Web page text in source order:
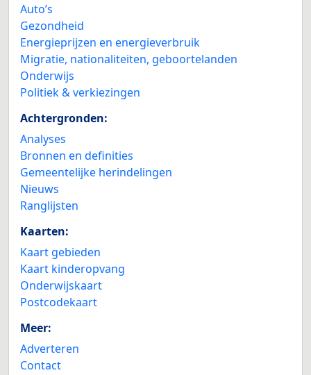
Auto’s
Gezondheid
Energieprijzen en energieverbruik
Migratie, nationaliteiten, geboortelanden
Onderwijs
Politiek & verkiezingen
Achtergronden:
Analyses
Bronnen en definities
Gemeentelijke herindelingen
Nieuws
Ranglijsten
Kaarten:
Kaart gebieden
Kaart kinderopvang
Onderwijskaart
Postcodekaart
Meer:
Adverteren
Contact